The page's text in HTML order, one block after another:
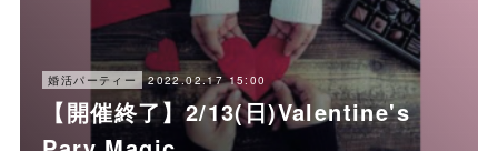
婚活パーティー 2022.02.17 15:00
【開催終了】2/13(日)Valentine's